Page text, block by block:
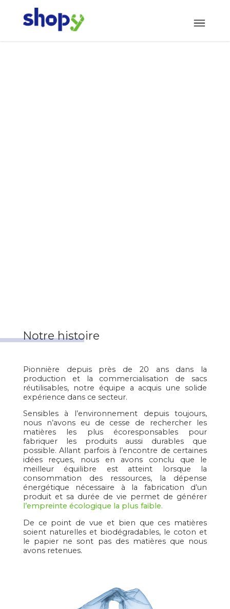
Notre histoire
Pionnière depuis près de 20 ans dans la
production et la commercialisation de sacs
réutilisables, notre équipe a acquis une solide
expérience dans ce secteur.
Sensibles à l’environnement depuis toujours,
nous n’avons eu de cesse de rechercher les
matières les plus écoresponsables pour
fabriquer les produits aussi durables que
possible. Allant parfois à l’encontre de certaines
idées reçues, nous en avons conclu que le
meilleur équilibre est atteint lorsque la
consommation des ressources, la dépense
énergétique nécessaire à la fabrication d’un
produit et sa durée de vie permet de générer
l’empreinte écologique la plus faible.
De ce point de vue et bien que ces matières
soient naturelles et biodégradables, le coton et
le papier ne sont pas des matières que nous
avons retenues.